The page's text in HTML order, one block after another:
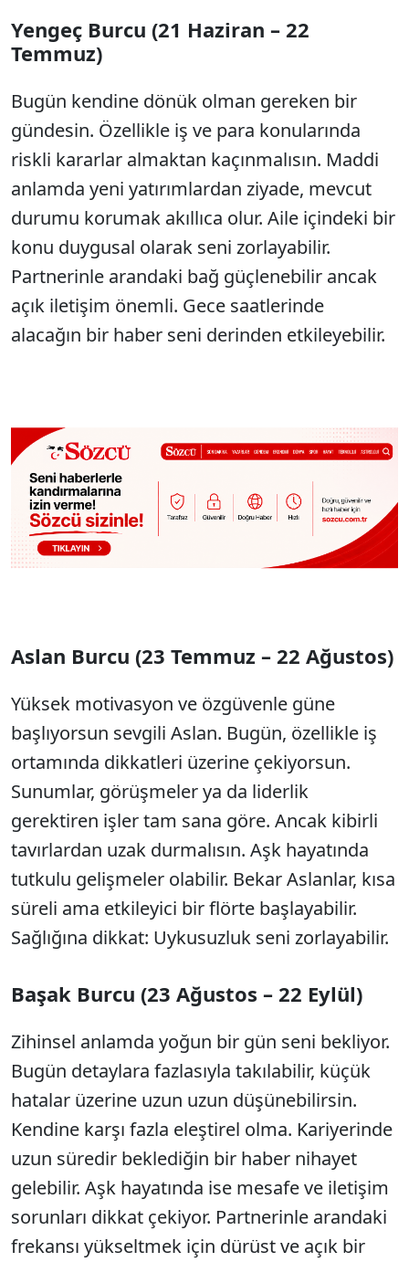
Yengeç Burcu (21 Haziran – 22
Temmuz)
Bugün kendine dönük olman gereken bir
gündesin. Özellikle iş ve para konularında
riskli kararlar almaktan kaçınmalısın. Maddi
anlamda yeni yatırımlardan ziyade, mevcut
durumu korumak akıllıca olur. Aile içindeki bir
konu duygusal olarak seni zorlayabilir.
Partnerinle arandaki bağ güçlenebilir ancak
açık iletişim önemli. Gece saatlerinde
alacağın bir haber seni derinden etkileyebilir.
Aslan Burcu (23 Temmuz – 22 Ağustos)
Yüksek motivasyon ve özgüvenle güne
başlıyorsun sevgili Aslan. Bugün, özellikle iş
ortamında dikkatleri üzerine çekiyorsun.
Sunumlar, görüşmeler ya da liderlik
gerektiren işler tam sana göre. Ancak kibirli
tavırlardan uzak durmalısın. Aşk hayatında
tutkulu gelişmeler olabilir. Bekar Aslanlar, kısa
süreli ama etkileyici bir flörte başlayabilir.
Sağlığına dikkat: Uykusuzluk seni zorlayabilir.
Başak Burcu (23 Ağustos – 22 Eylül)
Zihinsel anlamda yoğun bir gün seni bekliyor.
Bugün detaylara fazlasıyla takılabilir, küçük
hatalar üzerine uzun uzun düşünebilirsin.
Kendine karşı fazla eleştirel olma. Kariyerinde
uzun süredir beklediğin bir haber nihayet
gelebilir. Aşk hayatında ise mesafe ve iletişim
sorunları dikkat çekiyor. Partnerinle arandaki
frekansı yükseltmek için dürüst ve açık bir